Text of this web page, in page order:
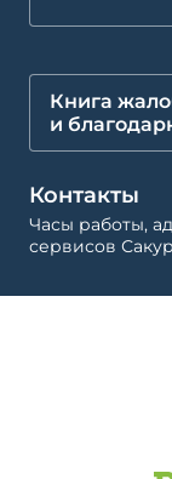
Книга
и
Контакты
Часы работы,
сервисов